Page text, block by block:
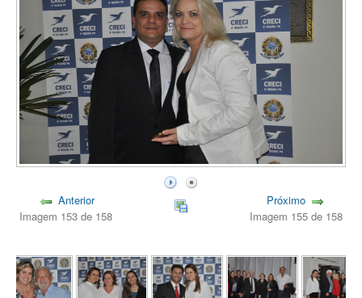
Anterior
Imagem 153 de 158
Próximo
Imagem 155 de 158